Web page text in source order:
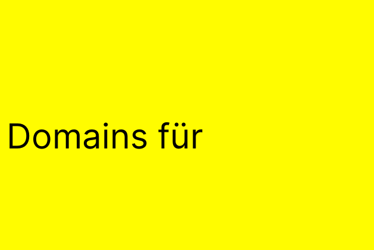
Domains für